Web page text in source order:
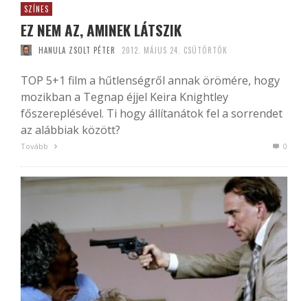
SZÍNES
EZ NEM AZ, AMINEK LÁTSZIK
HANULA ZSOLT PÉTER 2012. MÁJUS 24. CSÜTÖRTÖK
TOP 5+1 film a hűtlenségről annak örömére, hogy
mozikban a Tegnap éjjel Keira Knightley
főszereplésével. Ti hogy állítanátok fel a sorrendet
az alábbiak között?
Tovább 0